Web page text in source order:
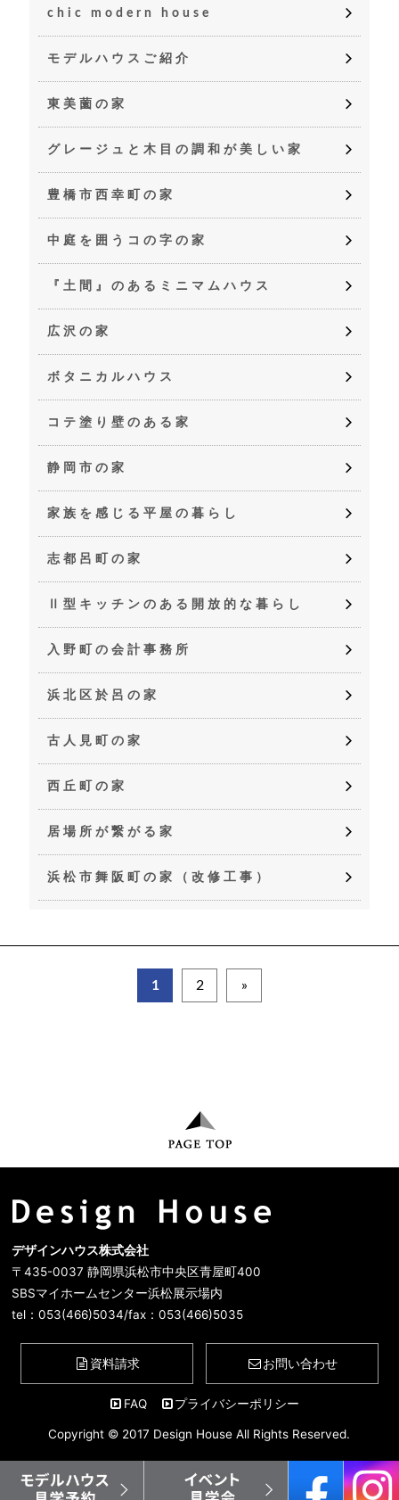
chic modern house
モデルハウスご紹介
東美薗の家
グレージュと木目の調和が美しい家
豊橋市西幸町の家
中庭を囲うコの字の家
『土間』のあるミニマムハウス
広沢の家
ボタニカルハウス
コテ塗り壁のある家
静岡市の家
家族を感じる平屋の暮らし
志都呂町の家
Ⅱ型キッチンのある開放的な暮らし
入野町の会計事務所
浜北区於呂の家
古人見町の家
西丘町の家
居場所が繋がる家
浜松市舞阪町の家（改修工事）
1 2 »
デザインハウス株式会社
〒435-0037 静岡県浜松市中央区青屋町400
SBSマイホームセンター浜松展示場内
tel：053(466)5034/fax：053(466)5035
資料請求 お問い合わせ
FAQ プライバシーポリシー
Copyright © 2017 Design House All Rights Reserved.